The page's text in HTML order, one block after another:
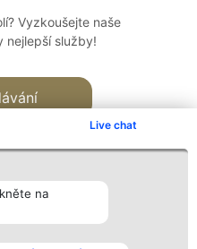
Live chat
na
Vyzkoušejte naše
nejlepší služby!
Kontakt